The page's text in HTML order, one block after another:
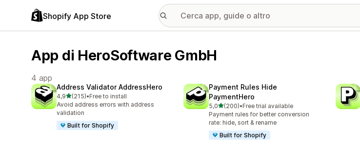
Shopify App Store
App di HeroSoftware GmbH
4 app
Address Validator AddressHero
4,9stelle su 5
(215)
215 recensioni totali
•Free to install
Avoid address errors with address
validation
Built for Shopify
Payment Rules Hide
PaymentHero
5,0stelle su 5
(200)
200 recensioni totali
•Free trial available
Payment rules for better conversion
rate: hide, sort & rename
Built for Shopify